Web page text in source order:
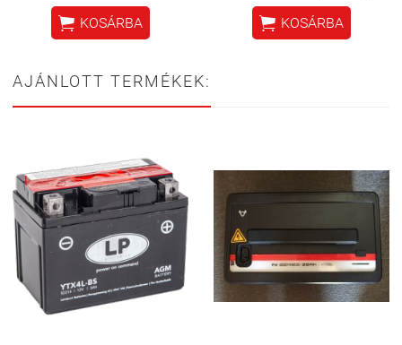
 KOSÁRBA  KOSÁRBA
AJÁNLOTT TERMÉKEK: